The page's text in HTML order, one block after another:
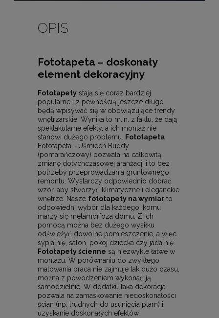
OPIS
Fototapeta – doskonały
element dekoracyjny
Fototapety stają się coraz bardziej
popularne i z pewnością jeszcze długo
będą wpisywać się w obowiązujące trendy
wnętrzarskie. Wynika to m.in. z faktu, że dają
spektakularne efekty, a ich montaż nie
stanowi dużego problemu. Fototapeta
Fototapeta - Uśmiech Buddy
(pomarańczowy) pozwala na całkowitą
zmianę dotychczasowej aranżacji i to bez
potrzeby przeprowadzania gruntownego
remontu. Wystarczy odpowiednio dobrać
wzór, aby stworzyć klimatyczne i eleganckie
wnętrze. Nasze fototapety na wymiar to
odpowiedni wybór dla każdego, komu
marzy się metamorfoza domu. Z ich
pomocą można bez dużego wysiłku
odświeżyć dowolne pomieszczenie, a więc
sypialnię, salon, pokój dziecka czy jadalnię.
Fototapety ścienne są niezwykle łatwe w
montażu. W porównaniu do zwykłego
malowania praca nie zajmuje tak dużo czasu,
można z powodzeniem wykonać ją
samodzielnie. W dodatku taka dekoracja
pozwala na zamaskowanie niedoskonałości
ścian (np. trudnych do usunięcia plam) i
uzyskanie doskonałych efektów.